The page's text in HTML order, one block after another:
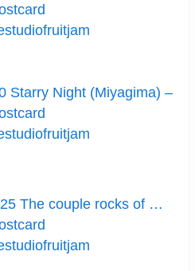
Starry Night (Miyagima) –
The couple rocks of …